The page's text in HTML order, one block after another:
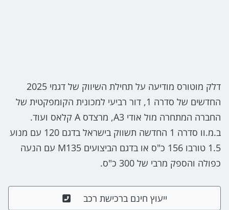
דלק מוטורס מודיעה על תחילת השיווק של דגמי 2025
החדשים של סדרה 1, דור רביעי למכונית הקומפקטית של
החברה המתחרה מול אודי A3, מרצדס A קלאס ועוד.
ב.מ.וו סדרה 1 החדשה תשווק בישראל בדגם 120 עם מנוע
1.5 טורבו 156 כ"ס או בדגם הביצועים M135 עם הנעה
כפולה והספק מרבי של 300 כ"ס.
ייעוץ חינם ברכישת רכב